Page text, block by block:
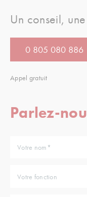
Un conseil,
0 805 080 886
Appel gratuit
Parlez-